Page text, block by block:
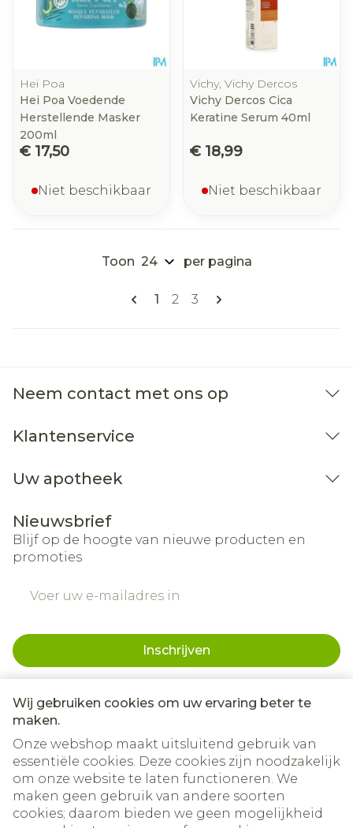
Wij gebruiken cookies om uw ervaring beter te
maken.
Onze webshop maakt uitsluitend gebruik van
essentiële cookies. Deze cookies zijn noodzakelijk
om onze website te laten functioneren. We
maken geen gebruik van andere soorten
cookies; daarom bieden we geen mogelijkheid
Hei Poa
Hei Poa Voedende
Herstellende Masker
200ml
€ 17,50
Niet beschikbaar
Vichy, Vichy Dercos
Vichy Dercos Cica
Keratine Serum 40ml
€ 18,99
Niet beschikbaar
Pagina's
U lees momenteel pagina
1 Pagina
2 Pagina
3
Toon per pagina
Neem contact met ons op
Klantenservice
Uw apotheek
Nieuwsbrief
Blijf op de hoogte van nieuwe producten en
promoties
Inschrijven
nieuwsbrief en gaat u akkoord met onzeprivacy policy